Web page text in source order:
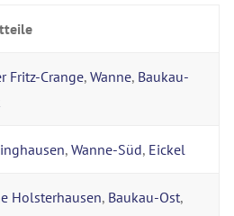
Fritz-Crange, Wanne, Baukau-
, Wanne-Süd, Eickel
Holsterhausen, Baukau-Ost,